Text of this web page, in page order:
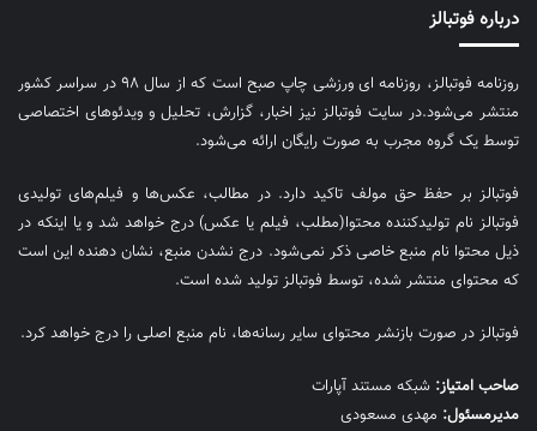
درباره فوتبالز
روزنامه فوتبالز، روزنامه ای ورزشی چاپ صبح است که از سال ۹۸ در سراسر کشور
منتشر می‌شود.در سایت فوتبالز نیز اخبار، گزارش، تحلیل و ویدئوهای اختصاصی
توسط یک گروه مجرب به صورت رایگان ارائه می‌شود.
فوتبالز بر حفظ حق مولف تاکید دارد. در مطالب، عکس‌ها و فیلم‌های تولیدی
فوتبالز نام تولیدکننده محتوا(مطلب، فیلم یا عکس) درج خواهد شد و یا اینکه در
ذیل محتوا نام منبع خاصی ذکر نمی‌‎شود. درج نشدن منبع، نشان دهنده این است
که محتوای منتشر شده، توسط فوتبالز تولید شده است.
فوتبالز در صورت بازنشر محتوای سایر رسانه‌ها، نام منبع اصلی را درج خواهد کرد.
صاحب امتیاز: شبکه مستند آپارات
مديرمسئول: مهدی مسعودی